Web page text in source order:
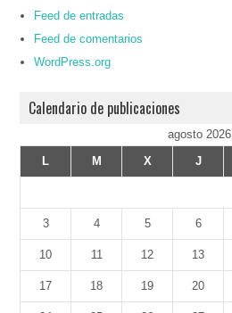
Feed de entradas
Feed de comentarios
WordPress.org
Calendario de publicaciones
agosto 2026
L
M X J
3 4 5 6
10 11 12 13
17 18 19 20